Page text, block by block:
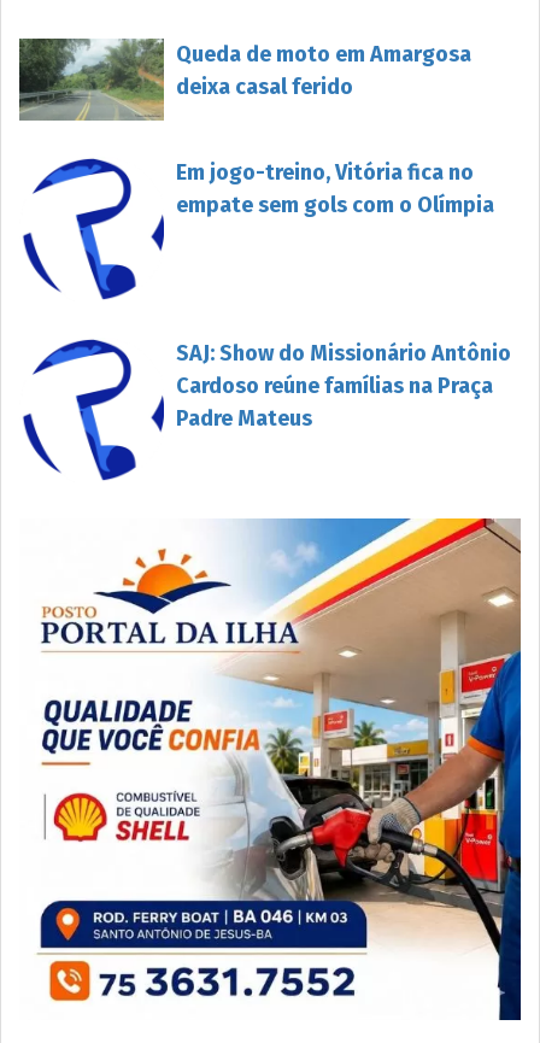
Queda de moto em Amargosa
deixa casal ferido
Em jogo-treino, Vitória fica no
empate sem gols com o Olímpia
SAJ: Show do Missionário Antônio
Cardoso reúne famílias na Praça
Padre Mateus